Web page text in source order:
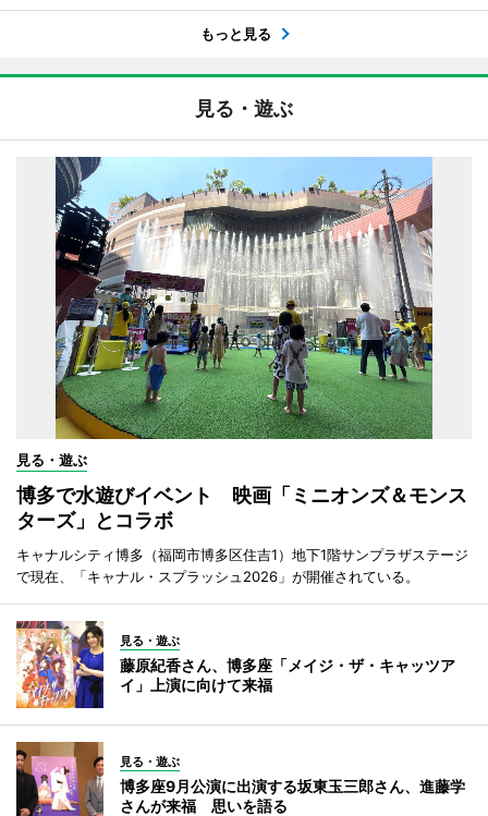
もっと見る
見る・遊ぶ
見る・遊ぶ
博多で水遊びイベント 映画「ミニオンズ＆モンス
ターズ」とコラボ
キャナルシティ博多（福岡市博多区住吉1）地下1階サンプラザステージ
で現在、「キャナル・スプラッシュ2026」が開催されている。
見る・遊ぶ
藤原紀香さん、博多座「メイジ・ザ・キャッツア
イ」上演に向けて来福
見る・遊ぶ
博多座9月公演に出演する坂東玉三郎さん、進藤学
さんが来福 思いを語る